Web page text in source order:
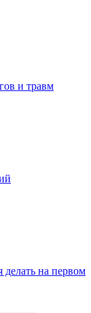
и травм
на первом